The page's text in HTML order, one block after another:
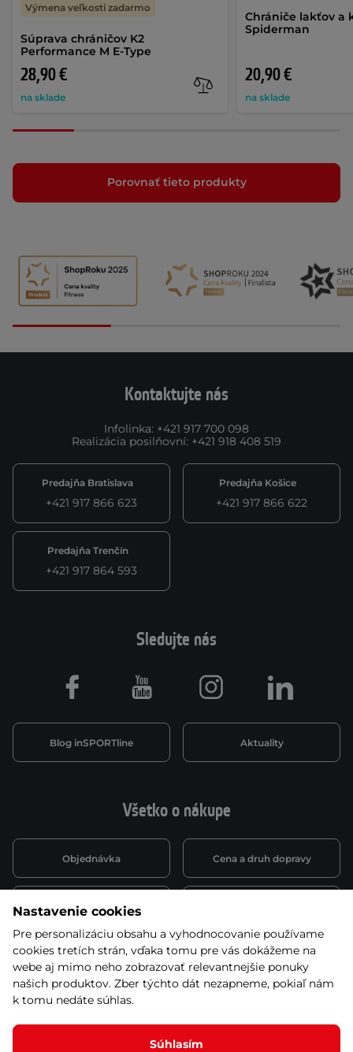
Súprava chráničov K2
Performance M E-Type
28,90 €
na sklade
Výmena veľkosti zadarmo
Chrániče lakťov a
Spiderman
20,90 €
na sklade
Porovnať tieto produkty
Kontaktujte nás
Infolinka: +421 917 700 098
Realizácia posilňovní: +421 918 408 519
Predajňa Bratislava
+421 917 866 623
Predajňa Košice
+421 917 866 622
Predajňa Trenčín
+421 917 864 593
Všetko o nákupe
Objednávka Cena a druh dopravy
Spôsob platby
Montáž a servis Reklamácie a záruka
Kariéra
Sledujte nás
Blog inSPORTline Aktuality
Facebook Youtube Instagram LinkedIn
Nastavenie cookies
Pre personalizáciu obsahu a vyhodnocovanie používame
cookies tretích strán, vďaka tomu pre vás dokážeme na
webe aj mimo neho zobrazovať relevantnejšie ponuky
našich produktov. Zber týchto dát nezapneme, pokiaľ nám
k tomu nedáte súhlas.
Súhlasím